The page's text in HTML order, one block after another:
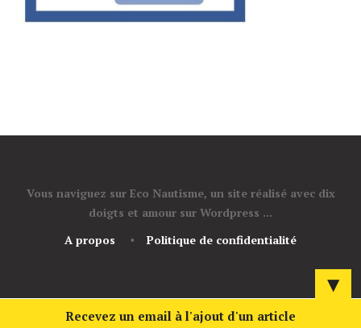
Vous naviguez sur Eco Nautisme, un site réalisé avec dix
doigts et amour sur Wordpress ...
A propos
Politique de confidentialité
▼
Recevez un email à l'ajout d'un article